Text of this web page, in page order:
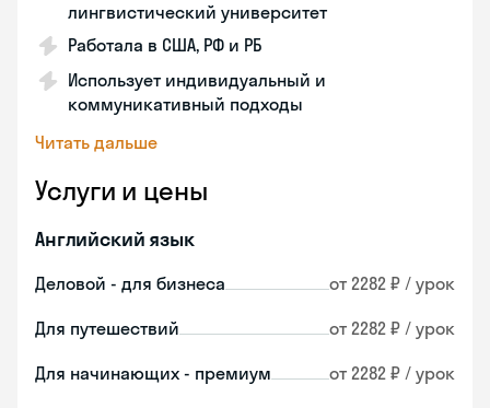
лингвистический университет
Работала в США, РФ и РБ
Использует индивидуальный и
коммуникативный подходы
Читать дальше
Услуги и цены
Английский язык
Деловой - для бизнеса от 2282 ₽ / урок
Для путешествий от 2282 ₽ / урок
Для начинающих - премиум от 2282 ₽ / урок